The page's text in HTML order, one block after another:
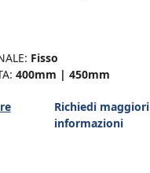
Fisso
400mm | 450mm
Richiedi maggiori
informazioni